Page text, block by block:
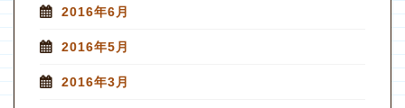
2016年6月
2016年5月
2016年3月